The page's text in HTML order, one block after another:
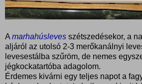
A marhahúsleves szétszedésekor, a
aljáról az utolsó 2-3 merőkanálnyi
levesestálba szűröm, de nemes
jégkockatartóba adagolom.
Érdemes kivárni egy teljes napot a